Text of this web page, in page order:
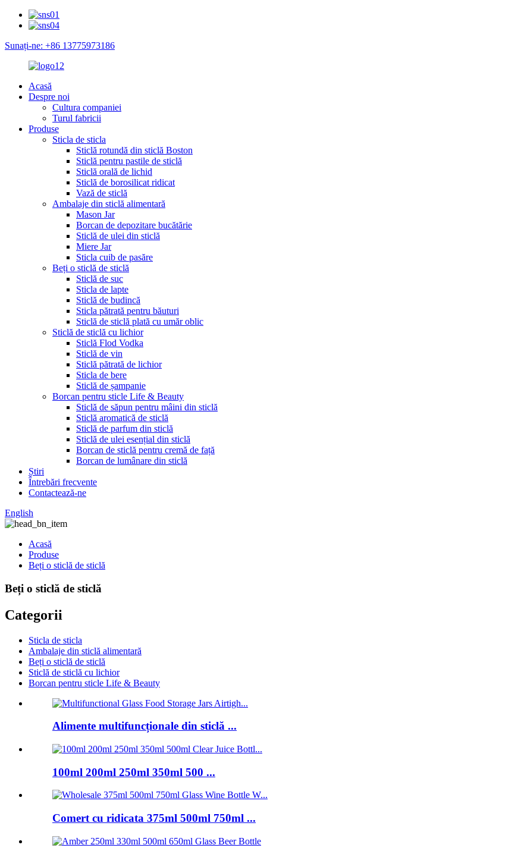
Sunați-ne: +86 13775973186
Acasă
Despre noi
Cultura companiei
Turul fabricii
Produse
Sticla de sticla
Sticlă rotundă din sticlă Boston
Sticlă pentru pastile de sticlă
Sticlă orală de lichid
Sticlă de borosilicat ridicat
Vază de sticlă
Ambalaje din sticlă alimentară
Mason Jar
Borcan de depozitare bucătărie
Sticlă de ulei din sticlă
Miere Jar
Sticla cuib de pasăre
Beți o sticlă de sticlă
Sticlă de suc
Sticla de lapte
Sticlă de budincă
Sticla pătrată pentru băuturi
Sticlă de sticlă plată cu umăr oblic
Sticlă de sticlă cu lichior
Sticlă Flod Vodka
Sticlă de vin
Sticlă pătrată de lichior
Sticla de bere
Sticlă de șampanie
Borcan pentru sticle Life & Beauty
Sticlă de săpun pentru mâini din sticlă
Sticlă aromatică de sticlă
Sticlă de parfum din sticlă
Sticlă de ulei esențial din sticlă
Borcan de sticlă pentru cremă de față
Borcan de lumânare din sticlă
Știri
Întrebări frecvente
Contactează-ne
English
Acasă
Produse
Beți o sticlă de sticlă
Beți o sticlă de sticlă
Categorii
Sticla de sticla
Ambalaje din sticlă alimentară
Beți o sticlă de sticlă
Sticlă de sticlă cu lichior
Borcan pentru sticle Life & Beauty
Alimente multifuncționale din sticlă ...
100ml 200ml 250ml 350ml 500 ...
Comert cu ridicata 375ml 500ml 750ml ...